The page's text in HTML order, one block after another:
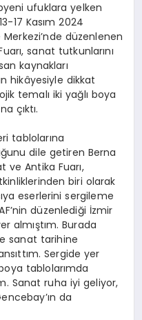
ufuklara yelken
17 Kasım 2024
düzenlenen
sanat tutkunlarını
kaynakları
hikâyesiyle dikkat
temalı iki yağlı boya
çıktı.
tablolarına
dile getiren Berna
ve Antika Fuarı,
biri olarak
eserlerini sergileme
düzenlediği İzmir
almıştım. Burada
sanat tarihine
Sergide yer
tablolarımda
Sanat ruha iyi geliyor,
da